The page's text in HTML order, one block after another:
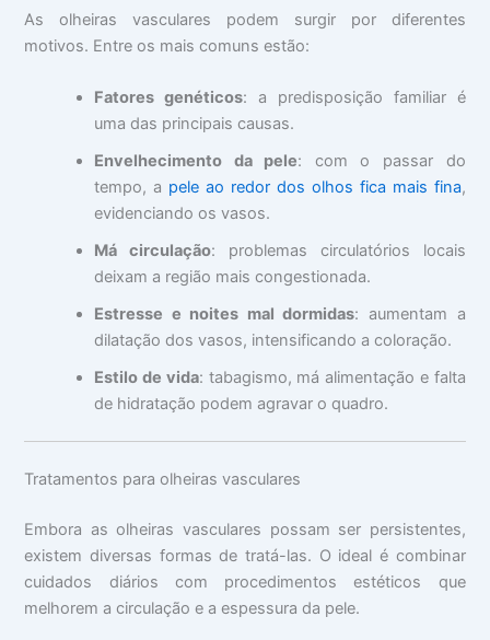
As olheiras vasculares podem surgir por diferentes
motivos. Entre os mais comuns estão:
Fatores genéticos: a predisposição familiar é
uma das principais causas.
Envelhecimento da pele: com o passar do
tempo, a pele ao redor dos olhos fica mais fina,
evidenciando os vasos.
Má circulação: problemas circulatórios locais
deixam a região mais congestionada.
Estresse e noites mal dormidas: aumentam a
dilatação dos vasos, intensificando a coloração.
Estilo de vida: tabagismo, má alimentação e falta
de hidratação podem agravar o quadro.
Tratamentos para olheiras vasculares
Embora as olheiras vasculares possam ser persistentes,
existem diversas formas de tratá-las. O ideal é combinar
cuidados diários com procedimentos estéticos que
melhorem a circulação e a espessura da pele.